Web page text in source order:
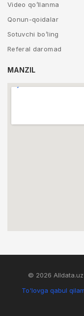
Video qo’llanma
Qonun-qoidalar
Sotuvchi bo’ling
Referal daromad
MANZIL
© 2026
To'lovga qabul